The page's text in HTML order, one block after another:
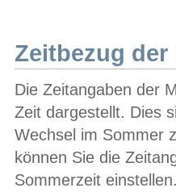
Zeitbezug der
Die Zeitangaben der
Zeit dargestellt. Dies
Wechsel im Sommer
können Sie die
Sommerzeit